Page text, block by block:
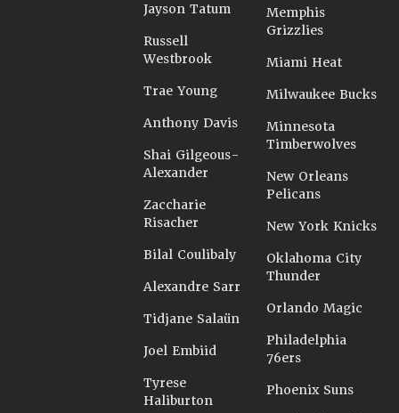
Jayson Tatum
Russell
Westbrook
Trae Young
Anthony Davis
Shai Gilgeous-
Alexander
Zaccharie
Risacher
Bilal Coulibaly
Alexandre Sarr
Tidjane Salaün
Joel Embiid
Tyrese
Haliburton
Memphis
Grizzlies
Miami Heat
Milwaukee Bucks
Minnesota
Timberwolves
New Orleans
Pelicans
New York Knicks
Oklahoma City
Thunder
Orlando Magic
Philadelphia
76ers
Phoenix Suns